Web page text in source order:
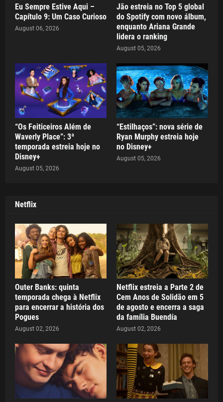
Eu Sempre Estive Aqui –
Capítulo 9: Um Caso Curioso
August 06, 2026
Jão estreia no Top 5 global
do Spotify com novo álbum,
enquanto Ariana Grande
lidera o ranking
August 05, 2026
“Os Feiticeiros Além de
Waverly Place”: 3ª
temporada estreia hoje no
Disney+
August 05, 2026
“Estilhaços”: nova série de
Ryan Murphy estreia hoje
no Disney+
August 05, 2026
Netflix
Outer Banks: quinta
temporada chega à Netflix
para encerrar a história dos
Pogues
August 02, 2026
Netflix estreia a Parte 2 de
Cem Anos de Solidão em 5
de agosto e encerra a saga
da família Buendía
August 02, 2026